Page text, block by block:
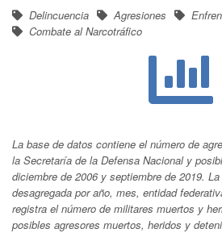
Delincuencia Agresiones
Combate al Narcotráfico
La base de datos contiene el número de
la Secretaría de la Defensa Nacional y
diciembre de 2006 y septiembre de 2019.
desagregada por año, mes, entidad
registra el número de militares muertos y
posibles agresores muertos, heridos y